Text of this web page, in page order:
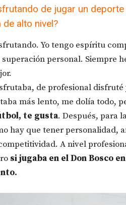
de jugar un deporte
alto nivel?
Yo tengo espíritu
personal. Siempre
de profesional
más lento, me dolía todo,
te gusta. Después, para
hay que tener personalidad,
A nivel
si jugaba en el Don Bosco